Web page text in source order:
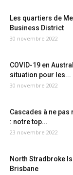
Les quartiers de
Business District
30 novembre 2022
COVID-19 en
situation pour les...
30 novembre 2022
Cascades à ne pas
: notre top...
23 novembre 2022
North Stradbroke
Brisbane